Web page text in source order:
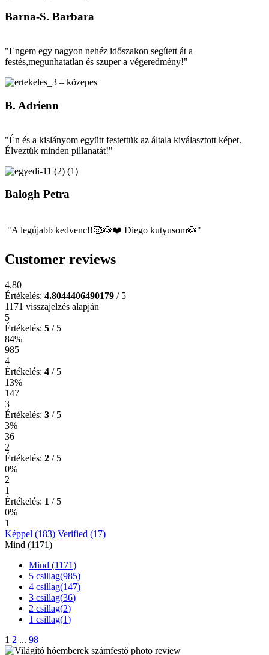
Barna-S. Barbara
"Engem egy nagyon nehéz időszakon segített át a
festés,megunhatatlan és szuper a végeredmény!"
B. Adrienn
"Én és a kislányom együtt festettük az általa kiválasztott képet.
Élveztük minden pillanatát!"
Balogh Petra
"A legújabb kedvenc!!🥰🐶❤️ Diego kutyusom🐶"
Customer reviews
4.80
Értékelés: 4.8044406490179 / 5
1171 visszajelzés alapján
5
Értékelés: 5 / 5
84%
985
4
Értékelés: 4 / 5
13%
147
3
Értékelés: 3 / 5
3%
36
2
Értékelés: 2 / 5
0%
2
1
Értékelés: 1 / 5
0%
1
Képpel (183) Verified (17)
Mind (1171)
Mind (1171)
5 csillag(985)
4 csillag(147)
3 csillag(36)
2 csillag(2)
1 csillag(1)
1 2 ... 98